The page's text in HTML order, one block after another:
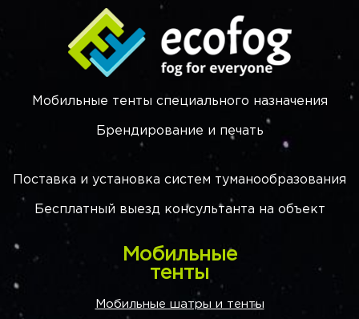
Мобильные тенты специального назначения
Брендирование и печать
Поставка и установка систем туманообразования
Бесплатный выезд консультанта на объект
Мобильные
тенты
Мобильные шатры и тенты